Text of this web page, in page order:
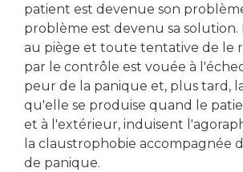
patient est devenue son
problème est devenu sa solution.
au piège et toute tentative de le
par le contrôle est vouée à
peur de la panique et, plus tard,
qu'elle se produise quand le
et à l'extérieur, induisent
la claustrophobie accompagnée
de panique.